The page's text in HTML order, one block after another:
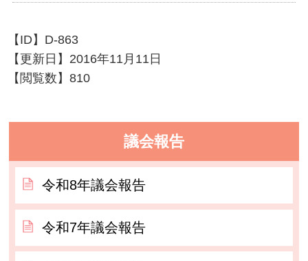
【ID】 D-863
【更新日】 2016年11月11日
【閲覧数】810
議会報告
令和8年議会報告
令和7年議会報告